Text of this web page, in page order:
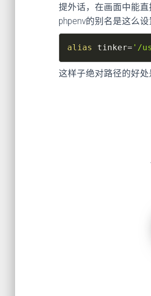
提外话，在画面中能直
phpenv的别名是这么
alias tinker= '/
这样子绝对路径的好